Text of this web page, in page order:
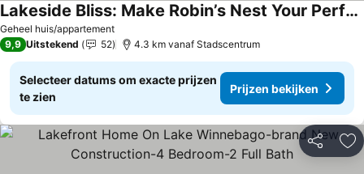
Geheel huis/appartement
Lakeside Bliss: Make Robin’s Nest Your Perfect Waterfront Retreat Destination!
9,9 Uitstekend 52 4.3 km vanaf Stadscentrum
Selecteer datums om exacte prijzen
te zien
Prijzen bekijken
Delen